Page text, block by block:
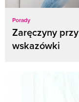
Porady
Zaręczyny
wskazówki